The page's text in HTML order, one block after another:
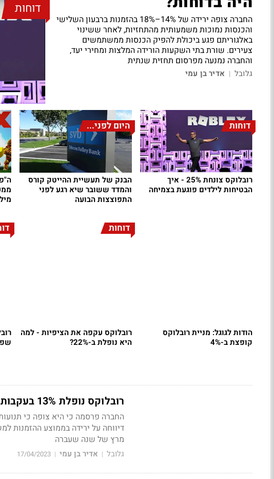
החברה צופה ירידה של 14%–18% בהזמנות ברבעון השלישי
והכנסות נמוכות משמעותית מהתחזיות, לאחר ששינוי
באלגוריתם פגע ביכולת להפיק הכנסות ממשתמשים
צעירים. שורת בתי השקעות הורידה המלצות ומחירי יעד,
והחברה נמנעה מפרסום תחזית שנתית
גלובל | אדיר בן עמי
דוחות
דוחות
רובלוקס צונחת 25% - איך
הבטיחות לילדים פוגעת בצמיחה
היום לפני...
הבנק של תעשיית ההייטק קורס
והמדד ששובר שיא רגע לפני
התפוצצות הבועה
הודות לגוגל: מניית רובלוקס
קופצת ב-4%
דוחות
רובלוקס עקפה את הציפיות - למה
היא נופלת ב-22%?
רובלוקס נופלת 13% בעקבות הורדת תחזית הצמיחה
מרץ של שנה שעברה
גלובל | אדיר בן עמי |
17/04/2023